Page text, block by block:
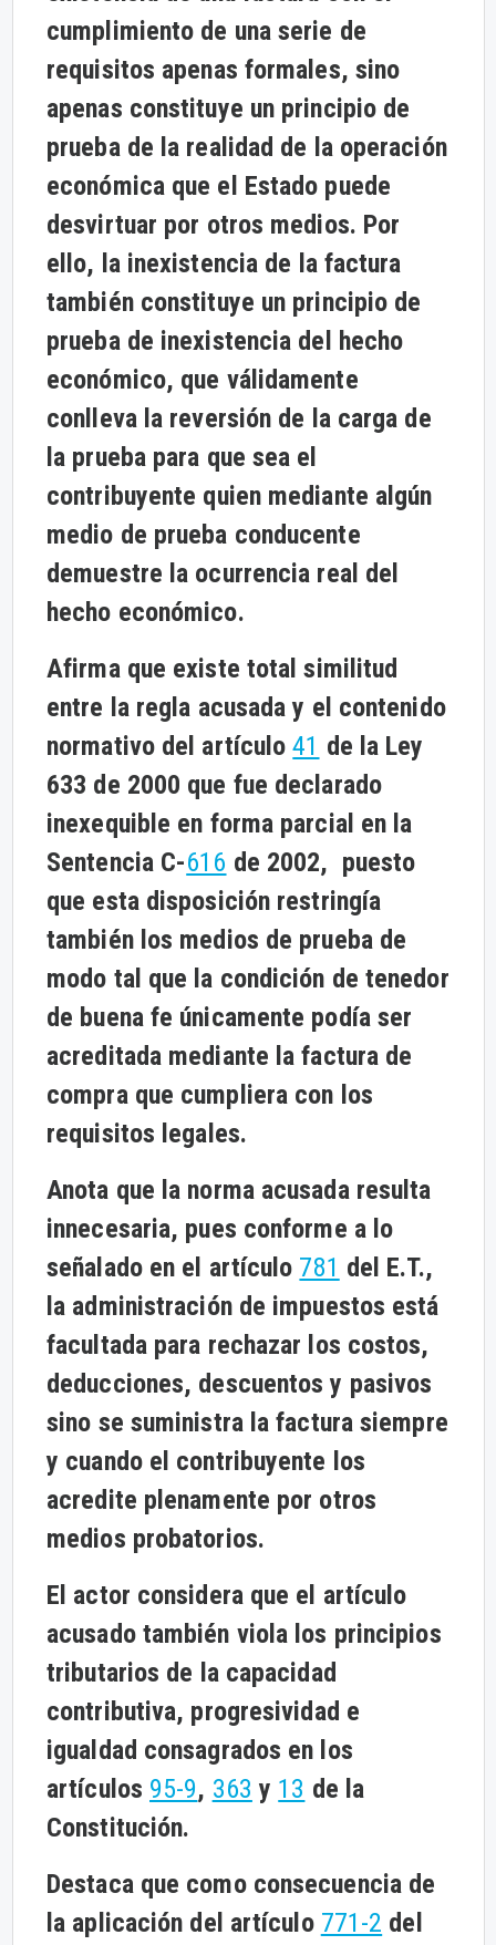
cumplimiento de una serie de
requisitos apenas formales, sino
apenas constituye un principio de
prueba de la realidad de la operación
económica que el Estado puede
desvirtuar por otros medios. Por
ello, la inexistencia de la factura
también constituye un principio de
prueba de inexistencia del hecho
económico, que válidamente
conlleva la reversión de la carga de
la prueba para que sea el
contribuyente quien mediante algún
medio de prueba conducente
demuestre la ocurrencia real del
hecho económico.
Afirma que existe total similitud
entre la regla acusada y el contenido
normativo del artículo41 de la Ley
633 de 2000 que fue declarado
inexequible en forma parcial en la
Sentencia C-616 de 2002, puesto
que esta disposición restringía
también los medios de prueba de
modo tal que la condición de tenedor
de buena fe únicamente podía ser
acreditada mediante la factura de
compra que cumpliera con los
requisitos legales.
Anota que la norma acusada resulta
innecesaria, pues conforme a lo
señalado en el artículo 781 del E.T.,
la administración de impuestos está
facultada para rechazar los costos,
deducciones, descuentos y pasivos
sino se suministra la factura siempre
y cuando el contribuyente los
acredite plenamente por otros
medios probatorios.
El actor considera que el artículo
acusado también viola los principios
tributarios de la capacidad
contributiva, progresividad e
igualdad consagrados en los
artículos 95-9, 363 y 13 de la
Constitución.
Destaca que como consecuencia de
la aplicación del artículo 771-2 del